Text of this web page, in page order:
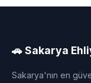
🚗 Sakarya
Sakarya'nın en